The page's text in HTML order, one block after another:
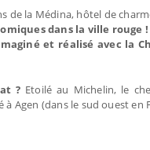
de la Médina, hôtel de
dans la ville rouge !
et réalisé avec la
? Etoilé au Michelin, le
Agen (dans le sud ouest en